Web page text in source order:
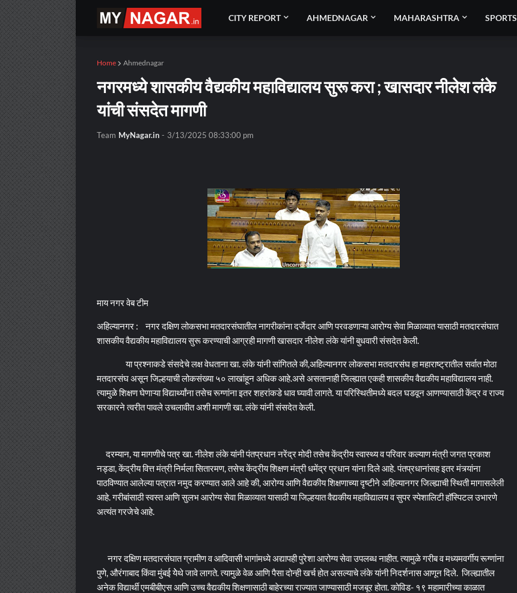
CITY REPORT AHMEDNAGAR MAHARASHTRA SPORTS
Home Ahmednagar
नगरमध्ये शासकीय वैद्यकीय महाविद्यालय सुरू करा ; खासदार नीलेश लंके
यांची संसदेत मागणी
Team MyNagar.in - 3/13/2025 08:33:00 pm
माय नगर वेब टीम
अहिल्यानगर : नगर दक्षिण लोकसभा मतदारसंघातील नागरीकांना दर्जेदार आणि परवडणाऱ्या आरोग्य सेवा मिळाव्यात यासाठी मतदारसंघात
शासकीय वैद्यकीय महाविद्यालय सुरू करण्याची आग्रही मागणी खासदार नीलेश लंके यांनी बुधवारी संसदेत केली.
या प्रश्नाकडे संसदेचे लक्ष वेधताना खा. लंके यांनी सांगितले की,अहिल्यानगर लोकसभा मतदारसंघ हा महाराष्ट्रातील सर्वात मोठा
मतदारसंघ असून जिल्हयाची लोकसंख्या ५० लाखांहून अधिक आहे.असे असतानाही जिल्ह्यात एकही शासकीय वैद्यकीय महाविद्यालय नाही.
त्यामुळे शिक्षण घेणाऱ्या विद्यार्थ्यांना तसेच रूग्णांना इतर शहरांकडे धाव घ्यावी लागते. या परिस्थितीमध्ये बदल घडवून आणण्यासाठी केंद्र व राज्य
सरकारने त्वरीत पावले उचलावीत अशी मागणी खा. लंके यांनी संसदेत केली.
दरम्यान, या मागणीचे पत्र खा. नीलेश लंके यांनी पंतप्रधान नरेंद्र मोदी तसेच केंद्रीय स्वास्थ्य व परिवार कल्याण मंत्री जगत प्रकाश
नड्डा, केंद्रीय वित्त मंत्री निर्मला सितारमण, तसेच केंद्रीय शिक्षण मंत्री धमेंद्र प्रधान यांना दिले आहे. पंतप्रधानांसह इतर मंत्र्यांना
पाठविण्यात आलेल्या पत्रात नमुद करण्यात आले आहे की, आरोग्य आणि वैद्यकीय शिक्षणाच्या दृष्टीने अहिल्यानगर जिल्ह्याची स्थिती मागासलेली
आहे. गरीबांसाठी स्वस्त आणि सुलभ आरोग्य सेवा मिळाव्यात यासाठी या जिल्हयात वैद्यकीय महाविद्यालय व सुपर स्पेशालिटी हॉस्पिटल उभारणे
अत्यंत गरजेचे आहे.
नगर दक्षिण मतदारसंघात ग्रामीण व आदिवासी भागांमध्ये अद्यापही पुरेशा आरोग्य सेवा उपलब्ध नाहीत. त्यामुळे गरीब व मध्यमवर्गीय रूग्णांना
पुणे, औरंगाबाद किंवा मुंबई येेथे जावे लागते. त्यामुळे वेळ आणि पैसा दोन्ही खर्च होत असल्याचे लंके यांनी निदर्शनास आणून दिले. जिल्ह्यातील
अनेक विद्यार्थी एमबीबीएस आणि उच्च वैद्यकीय शिक्षणासाठी बाहेरच्या राज्यात जाण्यासाठी मजबूर होता. कोविड- १९ महामारीच्या काळात